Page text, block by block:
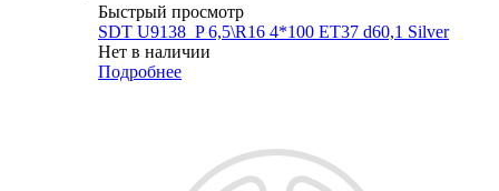
Быстрый просмотр
SDT U9138_P 6,5\R16 4*100 ET37 d60,1 Silver
Нет в наличии
Подробнее